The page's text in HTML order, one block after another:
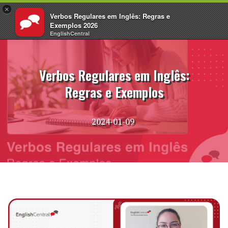
×
Verbos Regulares em Inglês: Regras e
Exemplos 2026
EnglishCentral
Fazer login PT
Pular
conteúdo Verbos Regulares em Inglês:
Regras e Exemplos
2024-01-09